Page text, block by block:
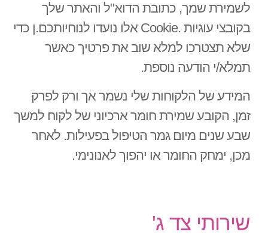
לשמירת שמך, כתובת הדוא"ל והאתר שלך
בקובצי עוגיות .Cookie אלו נועדו לנוחיותכם.ן כדי
שלא תצטרכו למלא שוב את פרטיך כאשר
תמלא/י הודעה נוספת.
המידע של הלקוחות שלי נשמר אך ורק לפרק
זמן, הקובע שמירת חומר ארכיוני של לקוח למשך
שבע שנים מיום גמר הטיפול בפעילות. לאחר
מכן, ימחק החומר או יהפוך לאנונימי.
שירותי צד ג'